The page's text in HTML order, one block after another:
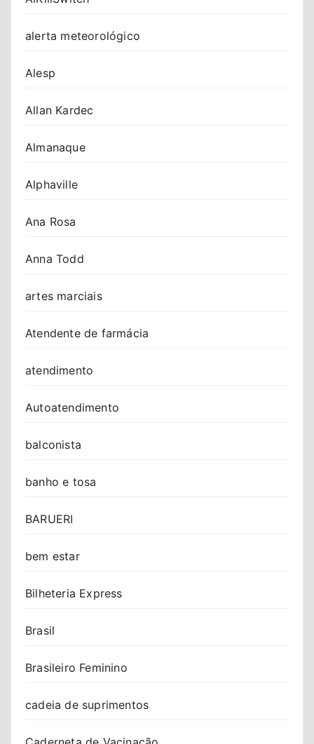
alerta meteorológico
Alesp
Allan Kardec
Almanaque
Alphaville
Ana Rosa
Anna Todd
artes marciais
Atendente de farmácia
atendimento
Autoatendimento
balconista
banho e tosa
BARUERI
bem estar
Bilheteria Express
Brasil
Brasileiro Feminino
cadeia de suprimentos